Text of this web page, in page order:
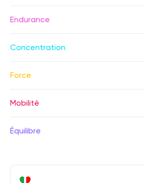
Endurance
Concentration
Force
Mobilité
Équilibre